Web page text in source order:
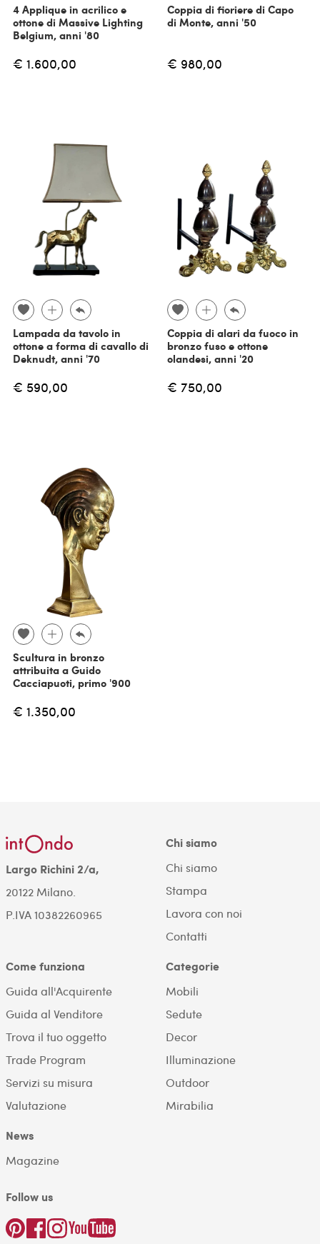
4 Applique in acrilico e
ottone di Massive Lighting
Belgium, anni '80
€ 1.600,00
Coppia di fioriere di Capo
di Monte, anni '50
€ 980,00
Lampada da tavolo in
ottone a forma di cavallo di
Deknudt, anni '70
€ 590,00
Coppia di alari da fuoco in
bronzo fuso e ottone
olandesi, anni '20
€ 750,00
Scultura in bronzo
attribuita a Guido
Cacciapuoti, primo '900
€ 1.350,00
Largo Richini 2/a,
20122 Milano.
P.IVA 10382260965
Chi siamo
Chi siamo
Stampa
Lavora con noi
Contatti
Come funziona
Guida all'Acquirente
Guida al Venditore
Trova il tuo oggetto
Trade Program
Servizi su misura
Valutazione
Categorie
Mobili
Sedute
Decor
Illuminazione
Outdoor
Mirabilia
News
Magazine
Follow us